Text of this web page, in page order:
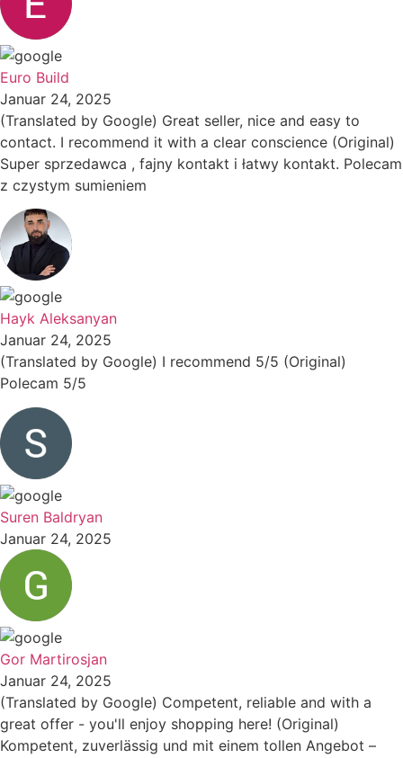
Euro Build
Januar 24, 2025
(Translated by Google) Great seller, nice and easy to
contact. I recommend it with a clear conscience (Original)
Super sprzedawca , fajny kontakt i łatwy kontakt. Polecam
z czystym sumieniem
Hayk Aleksanyan
Januar 24, 2025
(Translated by Google) I recommend 5/5 (Original)
Polecam 5/5
Suren Baldryan
Januar 24, 2025
Gor Martirosjan
Januar 24, 2025
(Translated by Google) Competent, reliable and with a
great offer - you'll enjoy shopping here! (Original)
Kompetent, zuverlässig und mit einem tollen Angebot –